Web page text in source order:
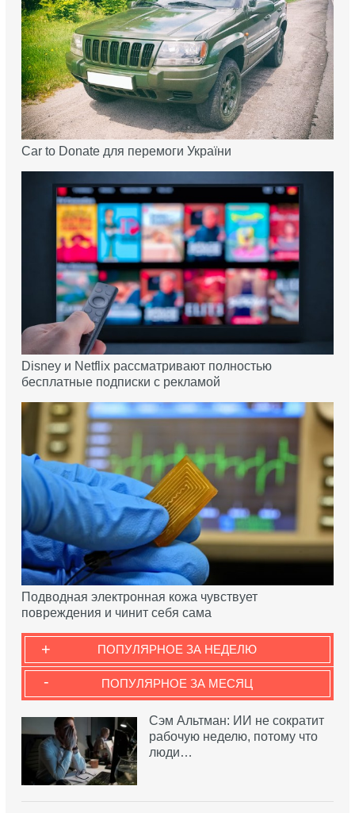
Car to Donate для перемоги України
Disney и Netflix рассматривают полностью
бесплатные подписки с рекламой
Подводная электронная кожа чувствует
повреждения и чинит себя сама
ПОПУЛЯРНОЕ ЗА НЕДЕЛЮ
+
ПОПУЛЯРНОЕ ЗА МЕСЯЦ
-
Сэм Альтман: ИИ не сократит
рабочую неделю, потому что
люди…